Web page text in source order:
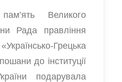
Великого
Рада правління
Грецька
до інституції
подарувала